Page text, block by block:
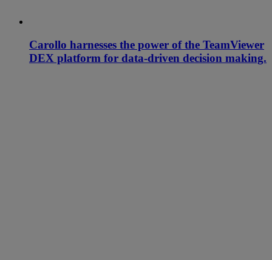
Carollo harnesses the power of the TeamViewer
DEX platform for data-driven decision making.